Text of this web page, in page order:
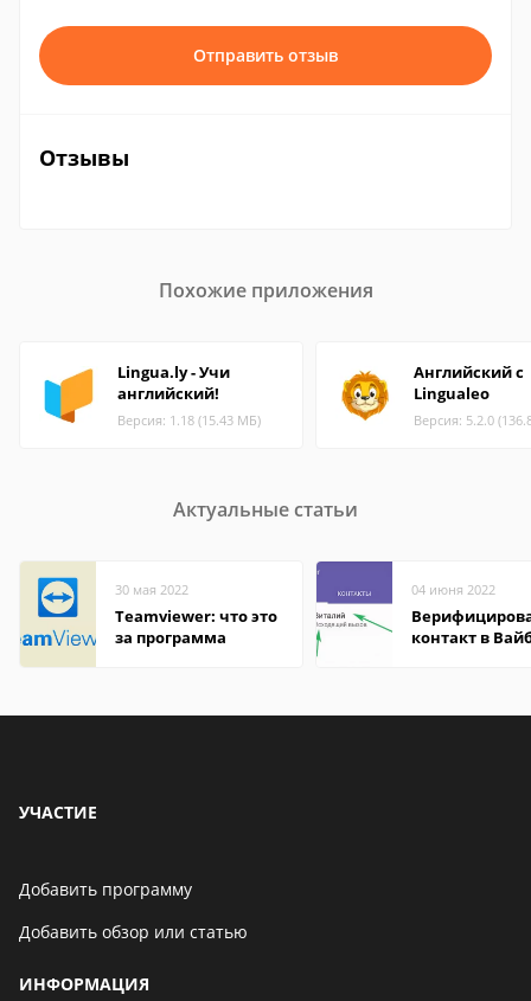
Отправить отзыв
Отзывы
Похожие приложения
Lingua.ly - Учи
английский!
Версия: 1.18 (15.43 МБ)
Английский с
Lingualeo
Версия: 5.2.0
Актуальные статьи
30 мая 2022
Teamviewer: что это
за программа
04 июня 2022
контакт в
УЧАСТИЕ
Добавить программу
Добавить обзор или статью
ИНФОРМАЦИЯ